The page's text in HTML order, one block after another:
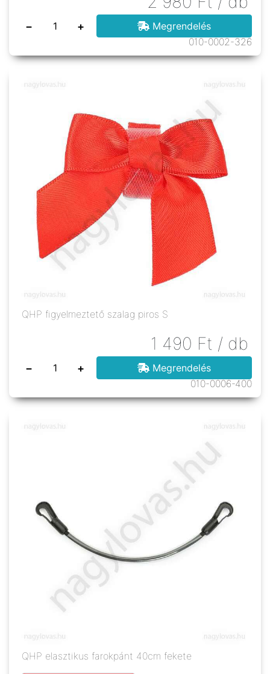
− +
Megrendelés
010-0002-326
QHP figyelmeztető szalag piros S
1 490 Ft / db
− +
Megrendelés
010-0006-400
QHP elasztikus farokpánt 40cm fekete